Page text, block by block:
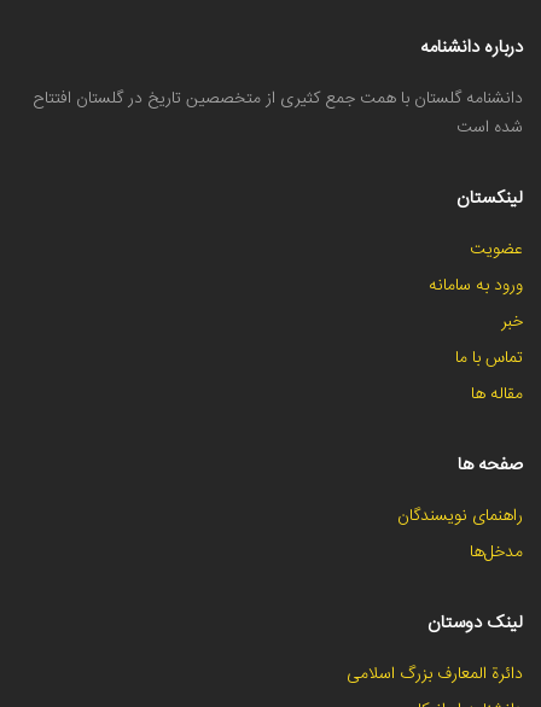
درباره دانشنامه
دانشنامه گلستان با همت جمع کثیری از متخصصین تاریخ در گلستان افتتاح
شده است
لینکستان
عضویت
ورود به سامانه
خبر
تماس با ما
مقاله ها
صفحه ها
راهنمای نویسندگان
مدخل‌ها
لینک دوستان
دائرة المعارف بزرگ اسلامی